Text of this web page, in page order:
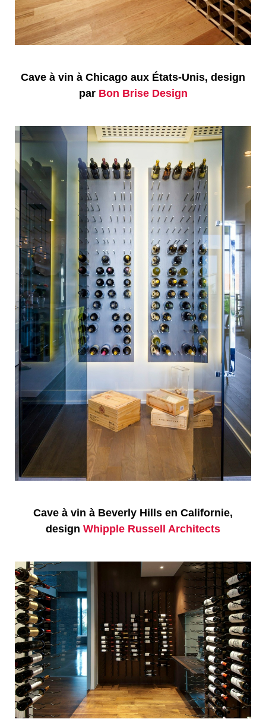
Cave à vin à Chicago aux États-Unis, design
par Bon Brise Design
Cave à vin à Beverly Hills en Californie,
design Whipple Russell Architects